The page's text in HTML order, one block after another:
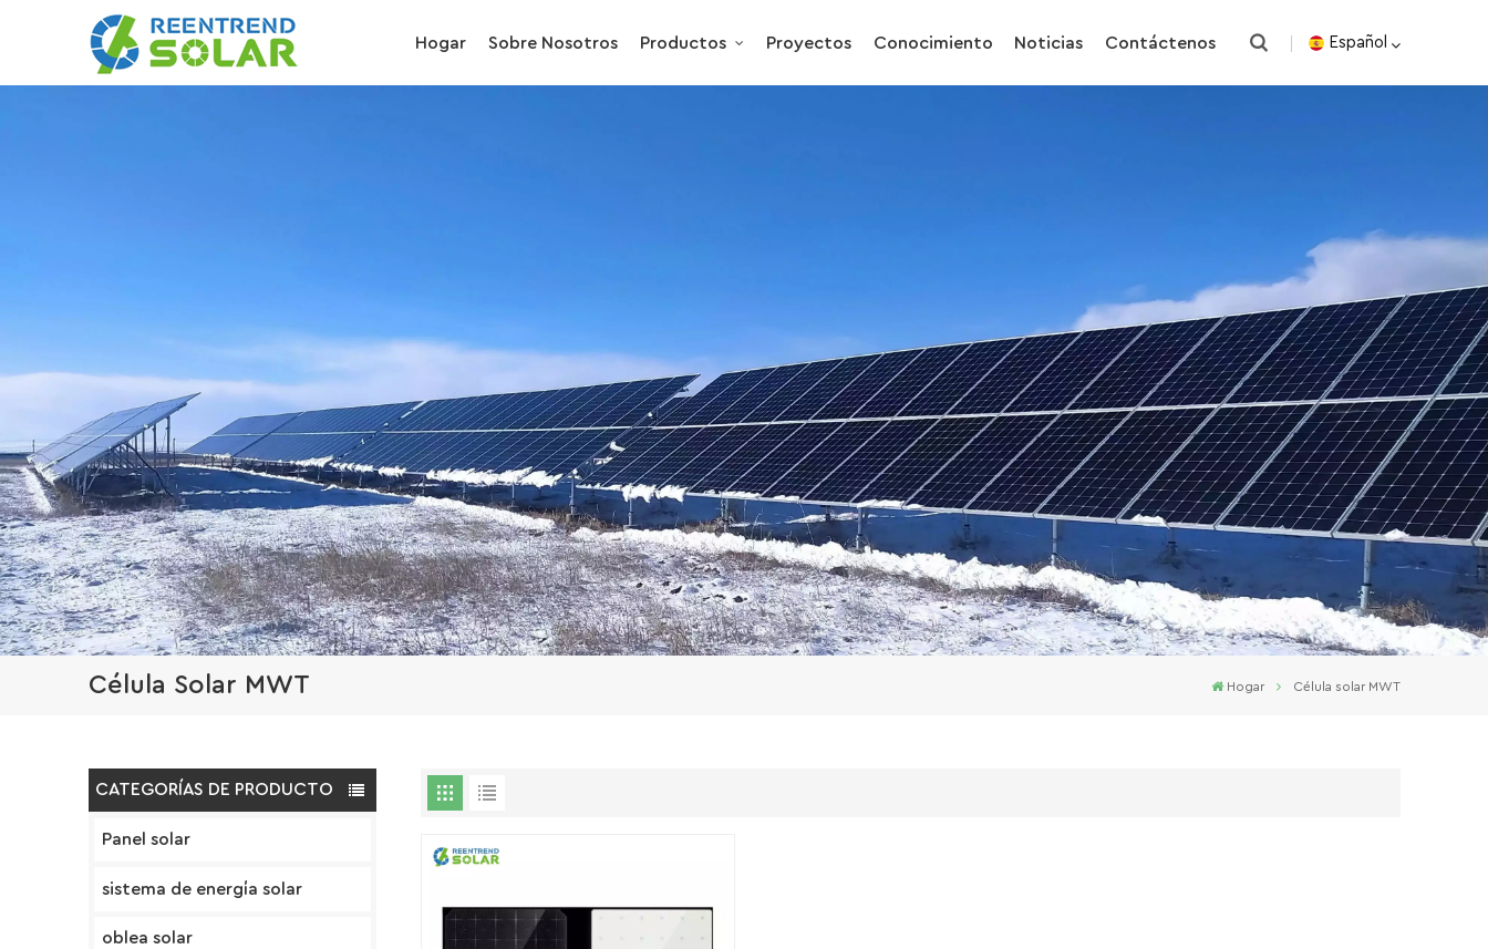
Hogar Sobre Nosotros Productos Proyectos Conocimiento Noticias Contáctenos Español
Célula Solar MWT Hogar Célula solar MWT
CATEGORÍAS DE PRODUCTO
Panel solar
sistema de energía solar
oblea solar